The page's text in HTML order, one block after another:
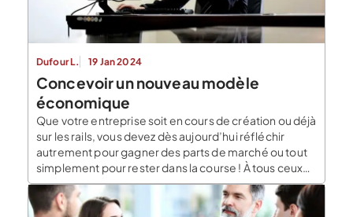
Dufour L. 19 Jan 2024
Concevoir un nouveau modèle
économique
Que votre entreprise soit en cours de création ou déjà
sur les rails, vous devez dès aujourd’hui réfléchir
autrement pour gagner des parts de marché ou tout
simplement pour rester dans la course ! À tous ceux
qui cherchent à concevoir un nouveau modèle
économique, le blog du dirigeant vous donne ses